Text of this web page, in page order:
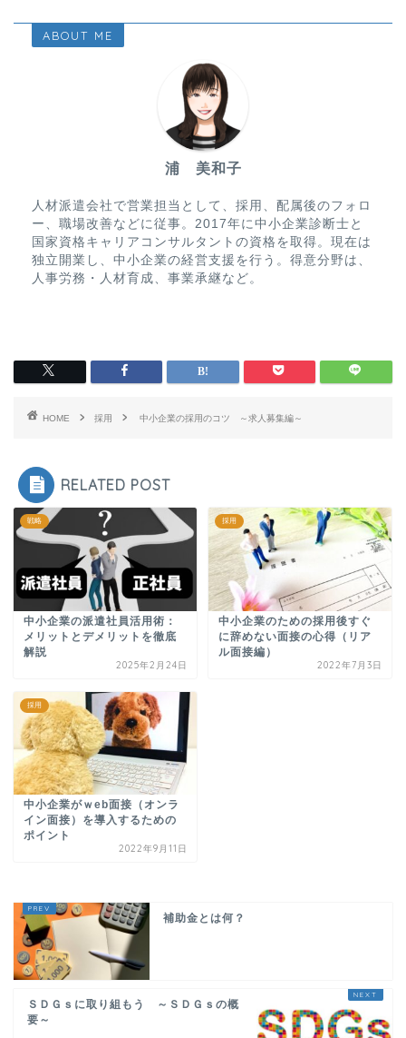
ABOUT ME
浦 美和子
人材派遣会社で営業担当として、採用、配属後のフォロ
ー、職場改善などに従事。2017年に中小企業診断士と
国家資格キャリアコンサルタントの資格を取得。現在は
独立開業し、中小企業の経営支援を行う。得意分野は、
人事労務・人材育成、事業承継など。
HOME 採用 中小企業の採用のコツ ～求人募集編～
RELATED POST
戦略
中小企業の派遣社員活用術：
メリットとデメリットを徹底
解説
2025年2月24日
採用
中小企業のための採用後すぐ
に辞めない面接の心得（リア
ル面接編）
2022年7月3日
採用
中小企業がｗeb面接（オンラ
イン面接）を導入するための
ポイント
2022年9月11日
補助金とは何？
ＳＤＧｓに取り組もう ～ＳＤＧｓの概
要～